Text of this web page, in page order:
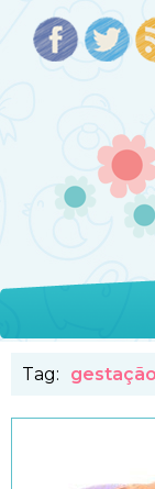
Tag: gestação